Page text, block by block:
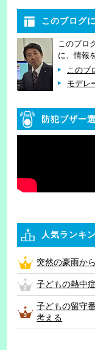
このブログ
このブロ
に、情報
このブ
モデレ
防犯ブザー
人気ランキ
突然の豪雨か
子どもの熱中
子どもの留守
考える